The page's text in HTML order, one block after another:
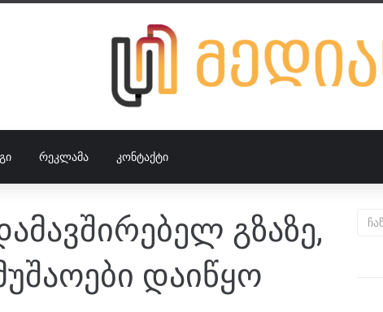
ᲠᲔᲙᲚᲐᲛᲐ ᲙᲝᲜᲢᲐᲥᲢᲘ
გზაზე,
დაიწყო